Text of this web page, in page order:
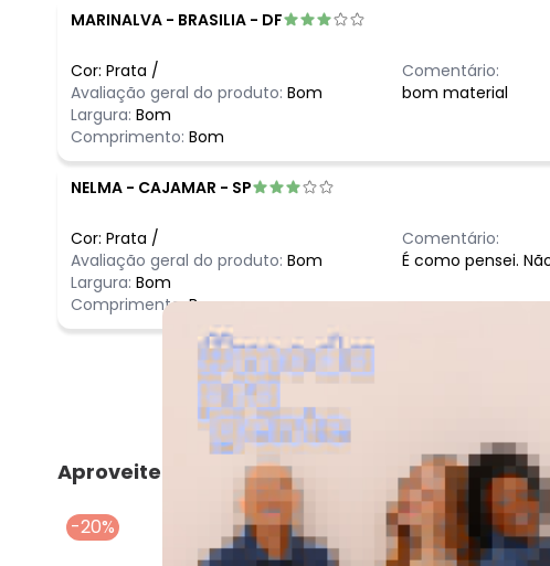
MARINALVA - BRASILIA - DF
Cor: Prata /
Avaliação geral do produto: Bom
Largura: Bom
Comprimento: Bom
Comentário:
bom material
NELMA - CAJAMAR - SP
Cor: Prata /
Avaliação geral do produto: Bom
Largura: Bom
Comprimento:Bom
Comentário:
É como pensei.
Aproveite e compre junto
-20% -50%